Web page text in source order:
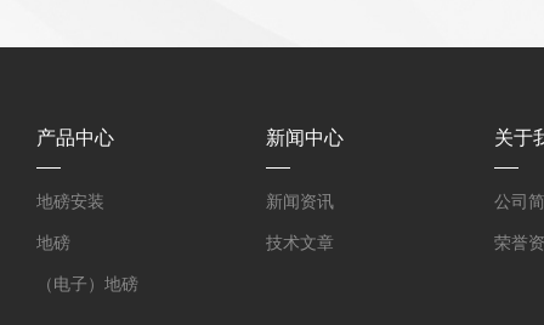
产品中心
地磅安装
地磅
（电子）地磅
新闻中心
新闻资讯
技术文章
关于
公司
荣誉